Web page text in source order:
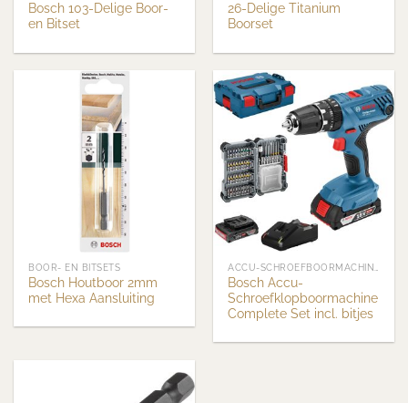
Bosch 103-Delige Boor-
en Bitset
26-Delige Titanium
Boorset
BOOR- EN BITSETS
Bosch Houtboor 2mm
met Hexa Aansluiting
Bosch Accu-
Schroefklopboormachine
Complete Set incl. bitjes